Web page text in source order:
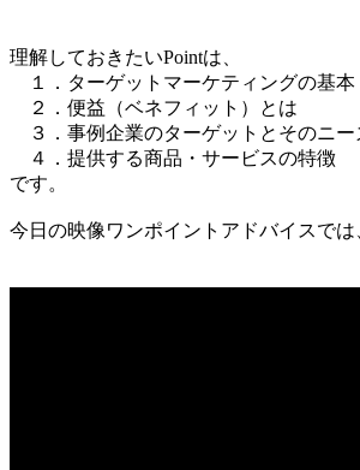
理解しておきたいPointは、
１．ターゲットマーケティングの基本
２．便益（ベネフィット）とは
３．事例企業のターゲットとそのニー
４．提供する商品・サービスの特徴
です。
今日の映像ワンポイントアドバイスで